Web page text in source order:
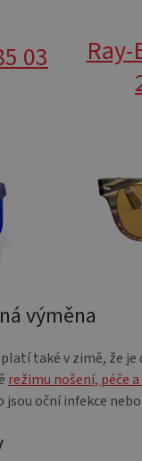
03
Ray-
výměna
také v zimě, že je
režimu nošení, péče
oční infekce